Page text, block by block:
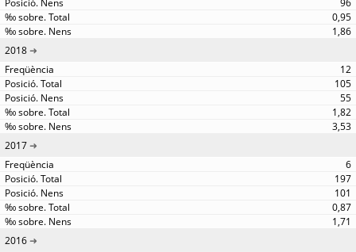
96
0,95
1,86
2018
12
105
55
1,82
3,53
2017
6
197
101
0,87
1,71
2016